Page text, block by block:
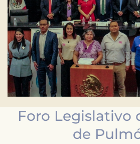
Foro Legislativo
de